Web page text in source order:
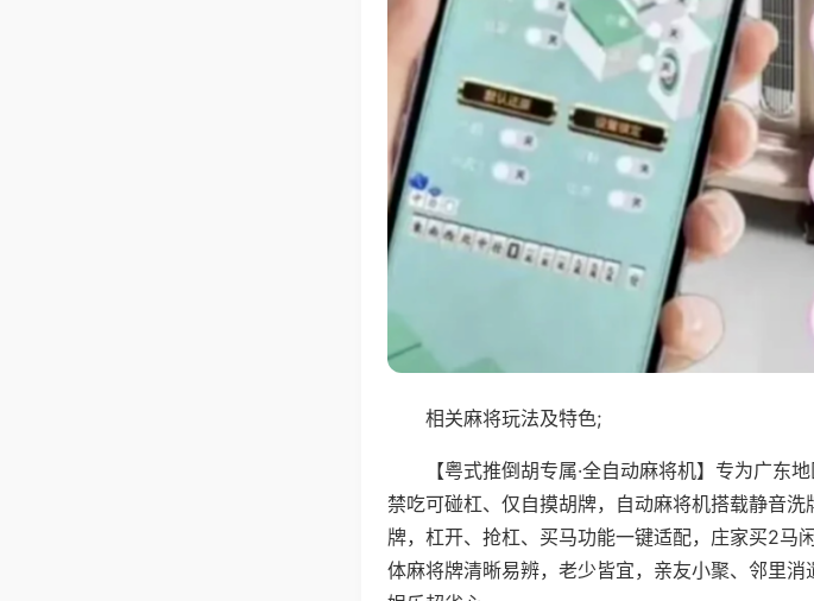
相关麻将玩法及特色;
【粤式推倒胡专属·全自动麻将机】专为广东
禁吃可碰杠、仅自摸胡牌，自动麻将机搭载静音
牌，杠开、抢杠、买马功能一键适配，庄家买2马
体麻将牌清晰易辨，老少皆宜，亲友小聚、邻里